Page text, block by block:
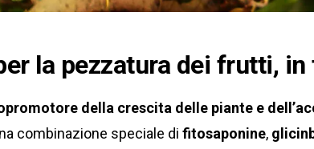
la pezzatura dei frutti,
della crescita delle piante e
combinazione speciale di fitosaponine,